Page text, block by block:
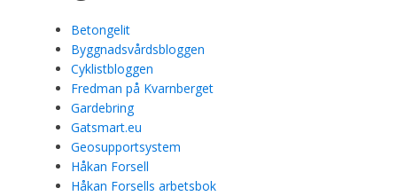
Betongelit
Byggnadsvårdsbloggen
Cyklistbloggen
Fredman på Kvarnberget
Gardebring
Gatsmart.eu
Geosupportsystem
Håkan Forsell
Håkan Forsells arbetsbok